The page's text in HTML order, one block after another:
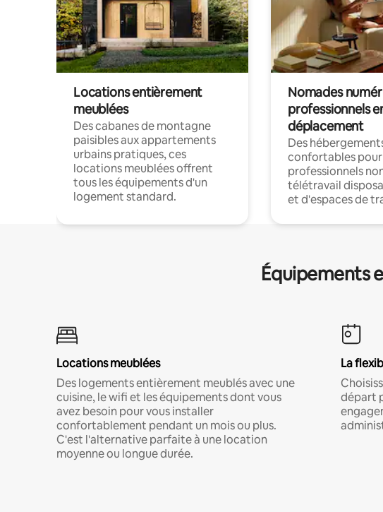
Locations entièrement
meublées
Des cabanes de montagne
paisibles aux appartements
urbains pratiques, ces
locations meublées offrent
tous les équipements d'un
logement standard.
Nomades
professionnels
déplacement
Des
confortables pour
professionnels
télétravail
et d'espaces de
Équipements
Locations meublées
Des logements entièrement meublés avec une
cuisine, le wifi et les équipements dont vous
avez besoin pour vous installer
confortablement pendant un mois ou plus.
C'est l'alternative parfaite à une location
moyenne ou longue durée.
La
départ